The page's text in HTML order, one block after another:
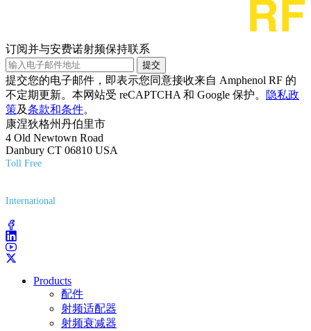
订阅并与安费诺射频保持联系
提交
提交您的电子邮件，即表示您同意接收来自 Amphenol RF 的
不定期更新。本网站受 reCAPTCHA 和 Google 保护。
隐私政
策及条款和条件。
康涅狄格州丹伯里市
4 Old Newtown Road
Danbury CT 06810 USA
Toll Free
International
Products
配件
射频适配器
射频衰减器